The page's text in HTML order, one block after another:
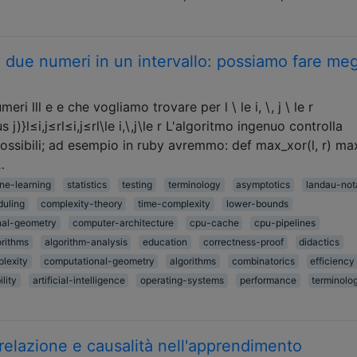
due numeri in un intervallo: possiamo fare
lll e e che vogliamo trovare per l \ le i, \, j \ le r
j)}l≤i,j≤rl≤i,j≤rl\le i,\,j\le r L'algoritmo ingenuo controlla
ad esempio in ruby ​​avremmo: def max_xor(l, r)
learning statistics testing terminology asymptotics
landau-
complexity-theory time-complexity
lower-bounds
geometry
computer-architecture cpu-cache
cpu-pipelines
algorithm-analysis education correctness-proof
didactics
computational-geometry algorithms combinatorics
efficiency
artificial-intelligence operating-systems performance
e causalità nell'apprendimento